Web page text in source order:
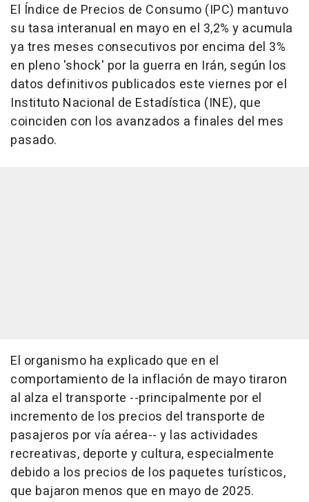
El Índice de Precios de Consumo (IPC) mantuvo
su tasa interanual en mayo en el 3,2% y acumula
ya tres meses consecutivos por encima del 3%
en pleno 'shock' por la guerra en Irán, según los
datos definitivos publicados este viernes por el
Instituto Nacional de Estadística (INE), que
coinciden con los avanzados a finales del mes
pasado.
El organismo ha explicado que en el
comportamiento de la inflación de mayo tiraron
al alza el transporte --principalmente por el
incremento de los precios del transporte de
pasajeros por vía aérea-- y las actividades
recreativas, deporte y cultura, especialmente
debido a los precios de los paquetes turísticos,
que bajaron menos que en mayo de 2025.